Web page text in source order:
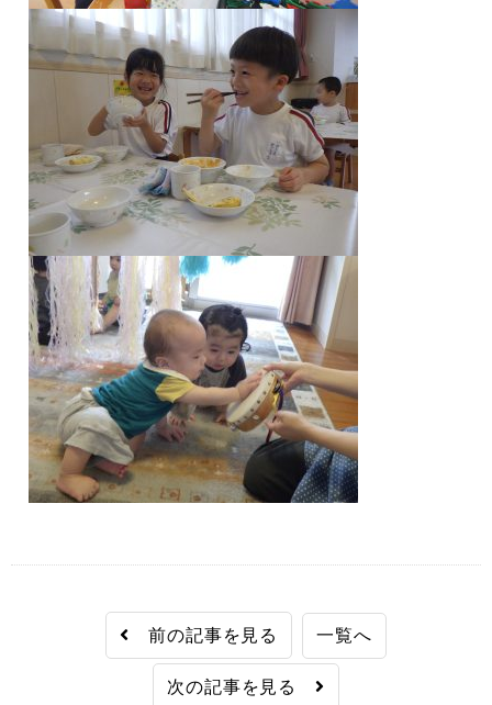
前の記事を見る 一覧へ
次の記事を見る